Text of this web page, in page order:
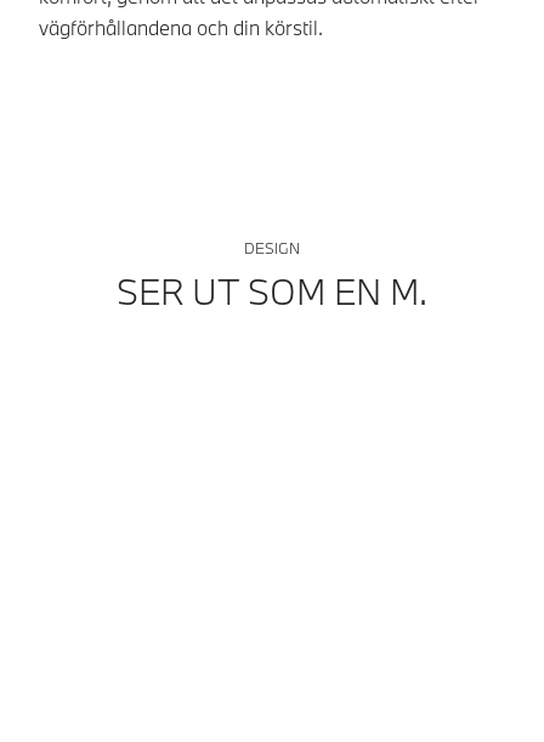
vägförhållandena och din körstil.
DESIGN
SER UT SOM EN M.